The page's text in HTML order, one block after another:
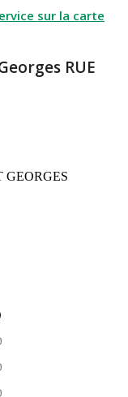
sur la carte
RUE